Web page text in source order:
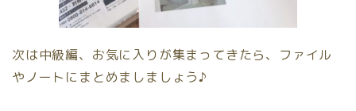
次は中級編、お気に入りが集まってきたら、ファイル
やノートにまとめましましょう♪